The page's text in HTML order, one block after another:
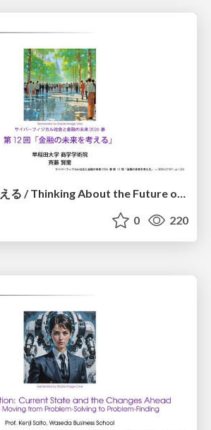
金融の未来を考える / Thinking About the Future of Finance
0 220